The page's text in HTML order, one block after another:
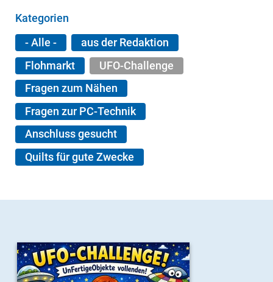
Kategorien
- Alle -
aus der Redaktion
Flohmarkt
UFO-Challenge
Fragen zum Nähen
Fragen zur PC-Technik
Anschluss gesucht
Quilts für gute Zwecke